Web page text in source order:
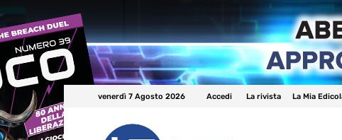
venerdì 7 Agosto 2026 Accedi La rivista La Mia